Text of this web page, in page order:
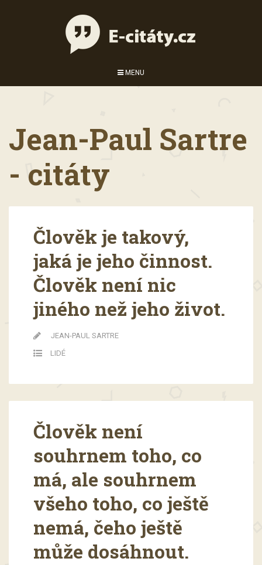
MENU
Jean-Paul Sartre
- citáty
Člověk je takový,
jaká je jeho činnost.
Člověk není nic
jiného než jeho život.
JEAN-PAUL SARTRE
LIDÉ
Člověk není
souhrnem toho, co
má, ale souhrnem
všeho toho, co ještě
nemá, čeho ještě
může dosáhnout.